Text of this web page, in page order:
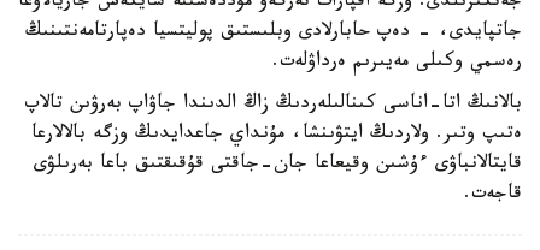
جاتپايدى، - دەپ حابارلادى وبلىستىق پوليتسيا دەپارتامەنتىنىڭ
رەسمي وكىلى مەيىرىم ەرداۋلەت.
بالانىڭ اتا-اناسى كىنالىلەردىڭ زاڭ الدىندا جاۋاپ بەرۋىن تالاپ
ەتىپ وتىر. ولاردىڭ ايتۋىنشا، مۇنداي جاعدايدىڭ وزگە بالالارعا
قايتالانباۋى ءۇشىن وقيعاعا جان-جاقتى قۇقىقتىق باعا بەرىلۋى
قاجەت.